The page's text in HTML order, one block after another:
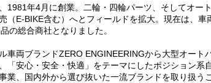
1981年4月に創業。二輪・四輪パーツ、そしてオー
（E-BIKE含む）へとフィールドを拡大。現在は、
の総合商社となりました。
車両ブランドZERO ENGINEERINGから大型オート
「安心・安全・快適」をテーマにしたポジション系
業、国内外から選び抜いた一流ブランドを取り扱う